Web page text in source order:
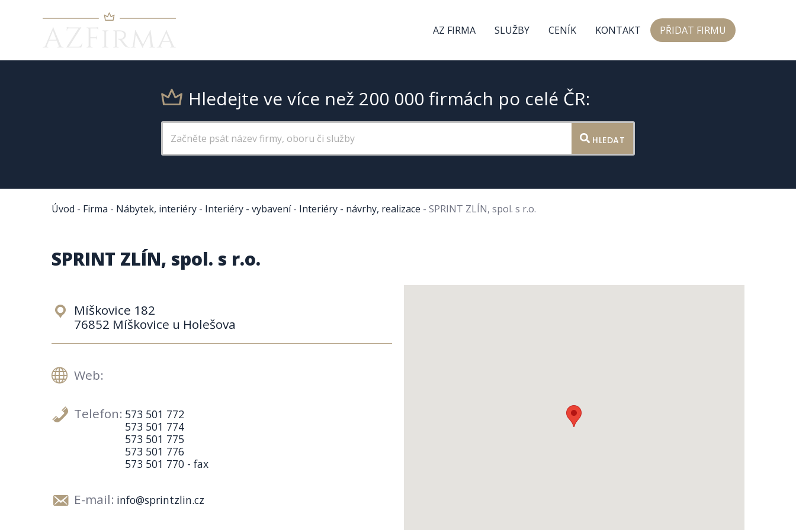
AZ FIRMA SLUŽBY CENÍK KONTAKT PŘIDAT FIRMU
Hledejte ve více než 200 000 firmách po celé ČR:
HLEDAT
Úvod - Firma - Nábytek, interiéry - Interiéry - vybavení- Interiéry - návrhy, realizace - SPRINT ZLÍN, spol. s r.o.
SPRINT ZLÍN, spol. s r.o.
Míškovice 182
76852 Míškovice u Holešova
Web:
Telefon: 573 501 772
573 501 774
573 501 775
573 501 776
573 501 770 - fax
E-mail: info@sprintzlin.cz